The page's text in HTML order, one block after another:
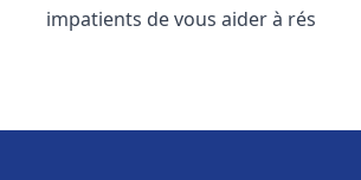
impatients de vous aider à rés